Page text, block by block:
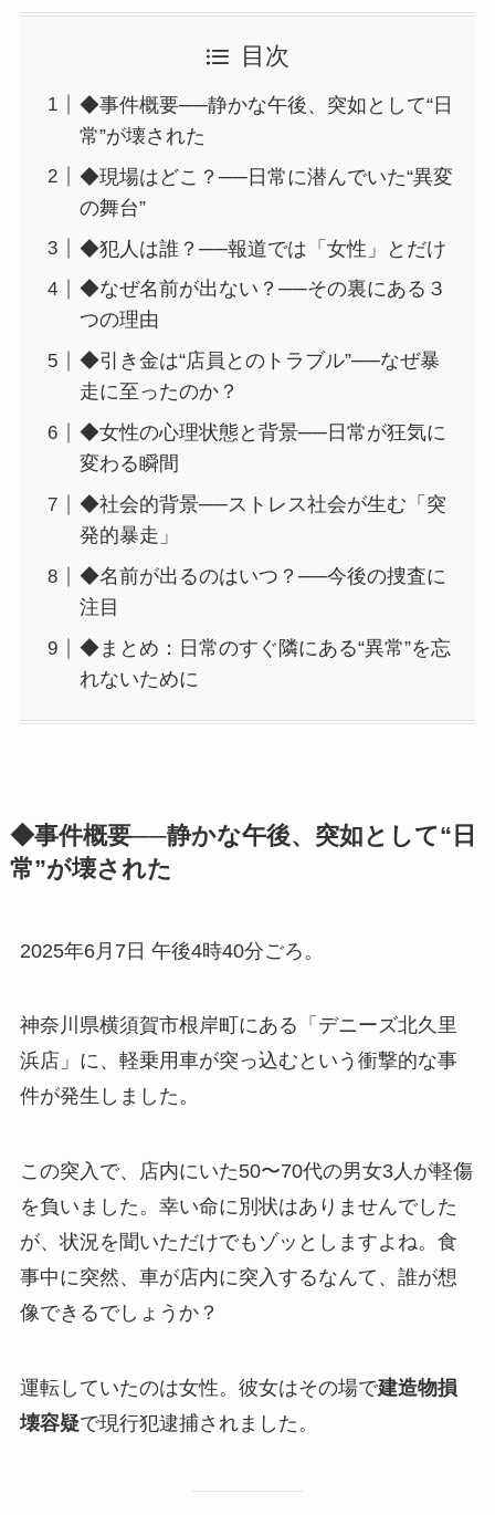
目次
◆事件概要──静かな午後、突如として“日
常”が壊された
◆現場はどこ？──日常に潜んでいた“異変
の舞台”
◆犯人は誰？──報道では「女性」とだけ
◆なぜ名前が出ない？──その裏にある３
つの理由
◆引き金は“店員とのトラブル”──なぜ暴
走に至ったのか？
◆女性の心理状態と背景──日常が狂気に
変わる瞬間
◆社会的背景──ストレス社会が生む「突
発的暴走」
◆名前が出るのはいつ？──今後の捜査に
注目
◆まとめ：日常のすぐ隣にある“異常”を忘
れないために
◆事件概要──静かな午後、突如として“日
常”が壊された
2025年6月7日 午後4時40分ごろ。
神奈川県横須賀市根岸町にある「デニーズ北久里
浜店」に、軽乗用車が突っ込むという衝撃的な事
件が発生しました。
この突入で、店内にいた50〜70代の男女3人が軽傷
を負いました。幸い命に別状はありませんでした
が、状況を聞いただけでもゾッとしますよね。食
事中に突然、車が店内に突入するなんて、誰が想
像できるでしょうか？
運転していたのは女性。彼女はその場で建造物損
壊容疑で現行犯逮捕されました。